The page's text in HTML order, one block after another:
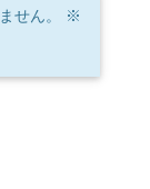
せん。
※